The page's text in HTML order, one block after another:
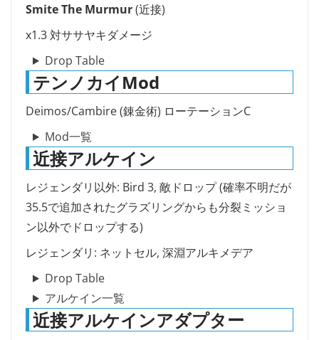
Smite The Murmur(近接)
x1.3 対ササヤキダメージ
Drop Table
テンノカイMod
Deimos/Cambire (錬金術) ローテーションC
Mod一覧
近接アルケイン
レジェンダリ以外: Bird 3, 敵ドロップ (確率不明だが
35.5で追加されたグラズリングからも分裂ミッショ
ン以外でドロップする)
レジェンダリ: ネットセル, 深淵アルキメデア
Drop Table
アルケイン一覧
近接アルケインアダプター